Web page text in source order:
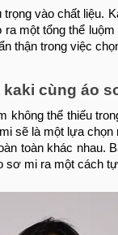
trọng vào chất liệu.
một tổng thể luộm
thận trong việc
cùng áo
không thể thiếu
sẽ là một lựa chọn
toàn khác nhau.
sơ mi ra một cách